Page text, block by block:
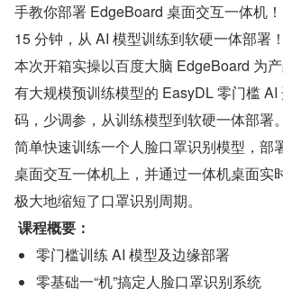
手教你部署 EdgeBoard 桌面交互一体机！
15 分钟，从 AI 模型训练到软硬一体部署！
本次开箱实操以百度大脑 EdgeBoard 为
有大规模预训练模型的 EasyDL 零门槛
码，少调参，从训练模型到软硬一体部署
简单快速训练一个人脸口罩识别模型，部
桌面交互一体机上，并通过一体机桌面实
极大地缩短了口罩识别周期。
课程概要：
零门槛训练 AI 模型及边缘部署
零基础一“机”搞定人脸口罩识别系统